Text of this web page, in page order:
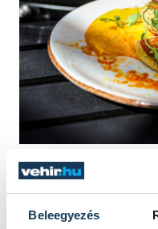
Beleegyezés
Tálalási tipp